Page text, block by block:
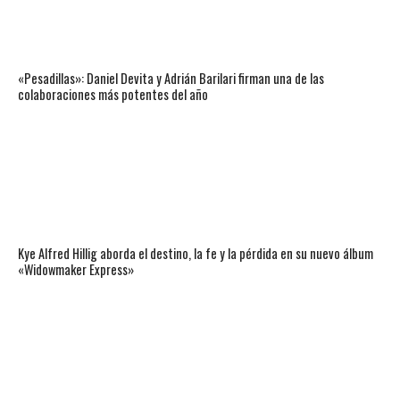
«Pesadillas»: Daniel Devita y Adrián Barilari firman una de las
colaboraciones más potentes del año
Kye Alfred Hillig aborda el destino, la fe y la pérdida en su nuevo álbum
«Widowmaker Express»